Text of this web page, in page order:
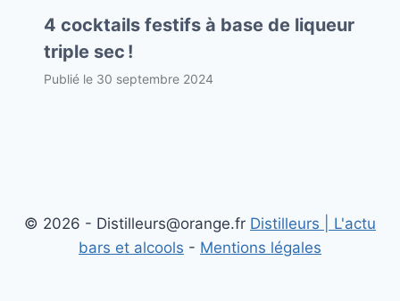
4 cocktails festifs à base de liqueur
triple sec !
Publié le 30 septembre 2024
© 2026 - Distilleurs@orange.fr Distilleurs | L'actu
bars et alcools - Mentions légales